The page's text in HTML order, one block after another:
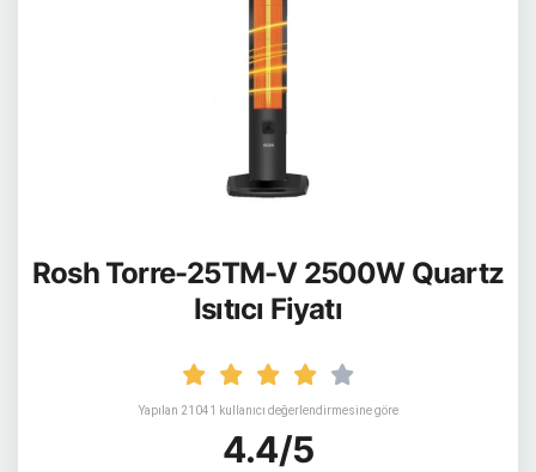
Rosh Torre-25TM-V 2500W Quartz
Isıtıcı Fiyatı
Yapılan 21041 kullanıcı değerlendirmesine göre
4.4/5